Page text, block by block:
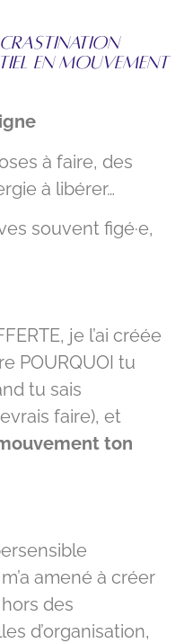
en mouvement
à faire, des
à libérer…
souvent figé·e,
je l’ai créée
POURQUOI tu
tu sais
faire), et
ton
amené à créer
des
d’organisation,